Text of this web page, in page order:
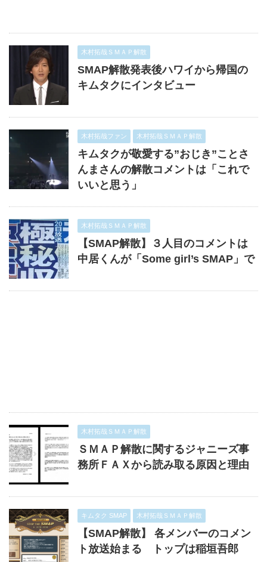
木村拓哉ＳＭＡＰ解散
SMAP解散発表後ハワイから帰国の
キムタクにインタビュー
木村拓哉ファン 木村拓哉ＳＭＡＰ解散
キムタクが敬愛する”おじき”ことさ
んまさんの解散コメントは「これで
いいと思う」
木村拓哉ＳＭＡＰ解散
【SMAP解散】３人目のコメントは
中居くんが「Some girl’s SMAP」で
木村拓哉ＳＭＡＰ解散
ＳＭＡＰ解散に関するジャニーズ事
務所ＦＡＸから読み取る原因と理由
キムタク SMAP 木村拓哉ＳＭＡＰ解散
【SMAP解散】 各メンバーのコメン
ト放送始まる トップは稲垣吾郎